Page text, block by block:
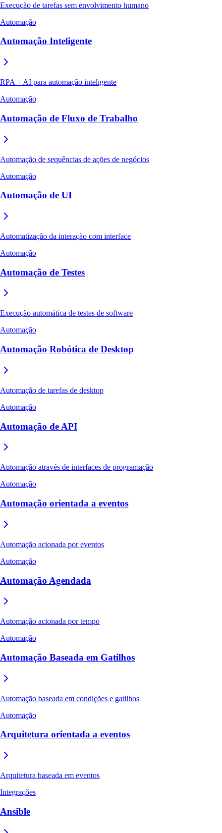
Execução de tarefas sem envolvimento humano
Automação
Automação Inteligente
RPA + AI para automação inteligente
Automação
Automação de Fluxo de Trabalho
Automação de sequências de ações de negócios
Automação
Automação de UI
Automatização da interação com interface
Automação
Automação de Testes
Execução automática de testes de software
Automação
Automação Robótica de Desktop
Automação de tarefas de desktop
Automação
Automação de API
Automação através de interfaces de programação
Automação
Automação orientada a eventos
Automação acionada por eventos
Automação
Automação Agendada
Automação acionada por tempo
Automação
Automação Baseada em Gatilhos
Automação baseada em condições e gatilhos
Automação
Arquitetura orientada a eventos
Arquitetura baseada em eventos
Integrações
Ansible